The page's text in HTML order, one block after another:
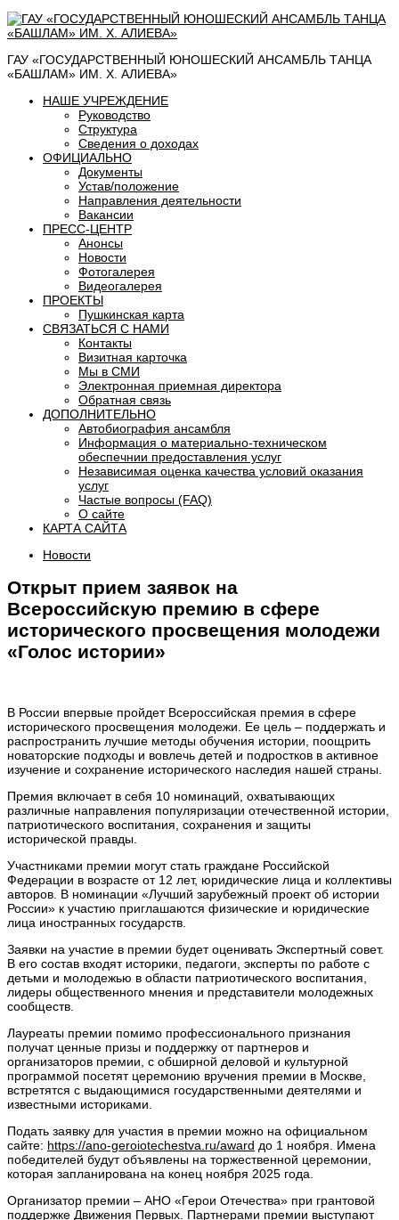
ГАУ «ГОСУДАРСТВЕННЫЙ ЮНОШЕСКИЙ АНСАМБЛЬ ТАНЦА
«БАШЛАМ» ИМ. Х. АЛИЕВА»
НАШЕ УЧРЕЖДЕНИЕ
Руководство
Структура
Сведения о доходах
ОФИЦИАЛЬНО
Документы
Устав/положение
Направления деятельности
Вакансии
ПРЕСС-ЦЕНТР
Анонсы
Новости
Фотогалерея
Видеогалерея
ПРОЕКТЫ
Пушкинская карта
СВЯЗАТЬСЯ С НАМИ
Контакты
Визитная карточка
Мы в СМИ
Электронная приемная директора
Обратная связь
ДОПОЛНИТЕЛЬНО
Автобиография ансамбля
Информация о материально-техническом
обеспечнии предоставления услуг
Независимая оценка качества условий оказания
услуг
Частые вопросы (FAQ)
О сайте
КАРТА САЙТА
Новости
Открыт прием заявок на
Всероссийскую премию в сфере
исторического просвещения молодежи
«Голос истории»
В России впервые пройдет Всероссийская премия в сфере
исторического просвещения молодежи. Ее цель – поддержать и
распространить лучшие методы обучения истории, поощрить
новаторские подходы и вовлечь детей и подростков в активное
изучение и сохранение исторического наследия нашей страны.
Премия включает в себя 10 номинаций, охватывающих
различные направления популяризации отечественной истории,
патриотического воспитания, сохранения и защиты
исторической правды.
Участниками премии могут стать граждане Российской
Федерации в возрасте от 12 лет, юридические лица и коллективы
авторов. В номинации «Лучший зарубежный проект об истории
России» к участию приглашаются физические и юридические
лица иностранных государств.
Заявки на участие в премии будет оценивать Экспертный совет.
В его состав входят историки, педагоги, эксперты по работе с
детьми и молодежью в области патриотического воспитания,
лидеры общественного мнения и представители молодежных
сообществ.
Лауреаты премии помимо профессионального признания
получат ценные призы и поддержку от партнеров и
организаторов премии, с обширной деловой и культурной
программой посетят церемонию вручения премии в Москве,
встретятся с выдающимися государственными деятелями и
известными историками.
Подать заявку для участия в премии можно на официальном
сайте: https://ano-geroiotechestva.ru/award до 1 ноября. Имена
победителей будут объявлены на торжественной церемонии,
которая запланирована на конец ноября 2025 года.
Организатор премии – АНО «Герои Отечества» при грантовой
поддержке Движения Первых. Партнерами премии выступают